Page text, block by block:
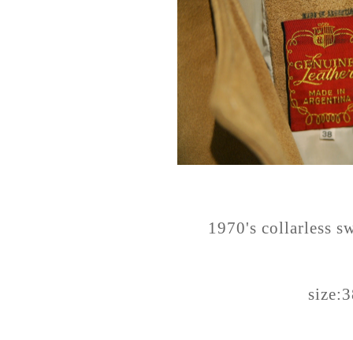
1970's collarless